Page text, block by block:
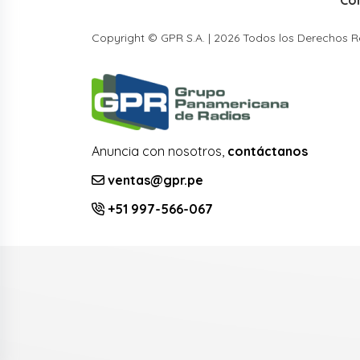
Copyright © GPR S.A. | 2026 Todos los Derechos
Anuncia con nosotros, contáctanos
ventas@gpr.pe
+51 997-566-067